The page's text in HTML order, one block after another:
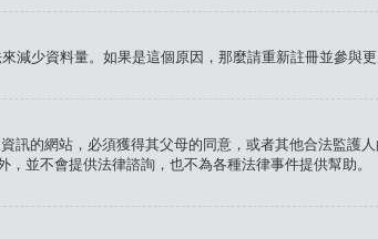
少資料量。如果是這個原因，那麼請重新註冊並參與更
訊的網站，必須獲得其父母的同意，或者其他合法監護
並不會提供法律諮詢，也不為各種法律事件提供幫助。